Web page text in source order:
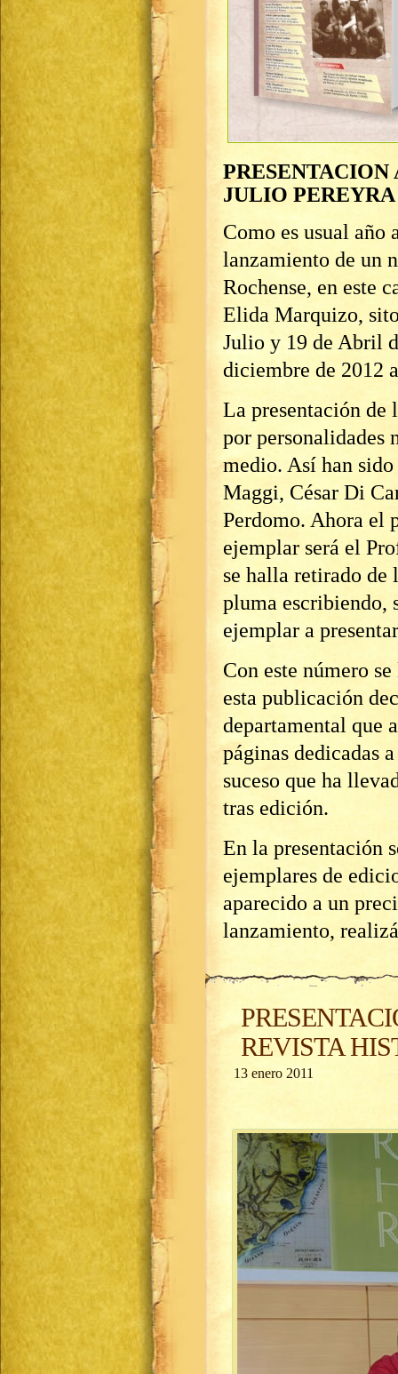
PRESENTACION
JULIO PEREYRA
Como es usual año
lanzamiento de un
Rochense, en este
Elida Marquizo,
Julio y 19 de Abril
diciembre de 2012
La presentación de
por personalidades
medio. Así han sido
Maggi, César Di
Perdomo. Ahora el
ejemplar será el
se halla retirado
pluma escribiendo,
ejemplar a
Con este número
esta publicación
departamental que
páginas dedicadas
suceso que ha
tras edición.
En la presentación
ejemplares de
aparecido a un
lanzamiento,
REVISTA
13 enero 2011